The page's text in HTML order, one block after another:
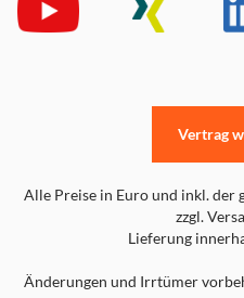
Alle Preise in Euro und inkl. der
zzgl.
Lieferung
Änderungen und Irrtümer
Vertrag